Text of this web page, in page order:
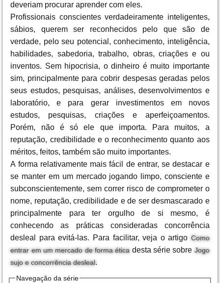
deveriam procurar aprender com eles.
Profissionais conscientes verdadeiramente inteligentes,
sábios, querem ser reconhecidos pelo que são de
verdade, pelo seu potencial, conhecimento, inteligência,
habilidades, sabedoria, trabalho, obras, criações e ou
inventos. Sem hipocrisia, o dinheiro é muito importante
sim, principalmente para cobrir despesas geradas pelos
seus estudos, pesquisas, análises, desenvolvimentos e
laboratório, e para gerar investimentos em novos
estudos, pesquisas, criações e aperfeiçoamentos.
Porém, não é só ele que importa. Para muitos, a
reputação, credibilidade e o reconhecimento quanto aos
méritos, feitos, também são muito importantes.
A forma relativamente mais fácil de entrar, se destacar e
se manter em um mercado jogando limpo, consciente e
subconscientemente, sem correr risco de comprometer o
nome, reputação, credibilidade e de ser desmascarado e
principalmente para ter orgulho de si mesmo, é
conhecendo as práticas consideradas concorrência
desleal para evitá-las. Para facilitar, veja o artigo Como
entrar em um mercado de forma éticadesta série sobre Jogo
sujo e concorrência desleal.
Navegação da série